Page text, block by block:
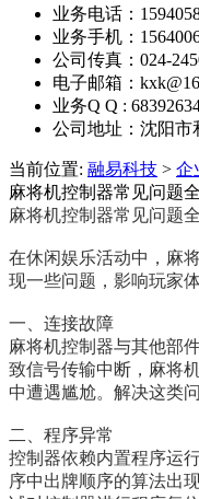
业务电话：
业务手机：
公司传真：024-
电子邮箱：
业务Q Q :
公司地址：沈阳市
当前位置: 融易科技 > 企
麻将机控制器常见问题
麻将机控制器常见问题
在休闲娱乐活动中，麻
现一些问题，影响玩家
一、连接故障
麻将机控制器与其他部
致信号传输中断，麻将
中遭遇尴尬。解决这类
二、程序异常
控制器依赖内置程序运
序中出牌顺序的算法出